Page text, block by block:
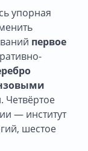
упорная
первое
Четвёртое
— институт
шестое